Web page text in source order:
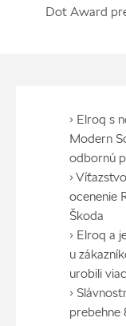
Dot Award
› Elroq s
Modern
odbornú
›
ocenenie
Škoda
› Elroq a
u
urobili
›
prebehne